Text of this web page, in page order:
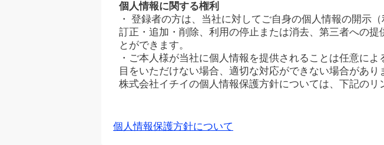
個人情報に関する権利
・ 登録者の方は、当社に対してご自身の個人情報の開示
訂正・追加・削除、利用の停止または消去、第三者への提
とができます。
・ご本人様が当社に個人情報を提供されることは任意に
目をいただけない場合、適切な対応ができない場合があり
株式会社イチイの個人情報保護方針については、下記のリ
個人情報保護方針について